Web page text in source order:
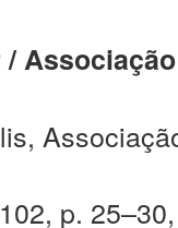
/
p.